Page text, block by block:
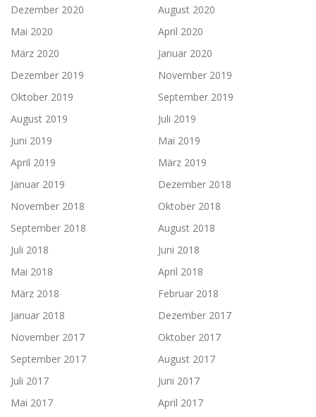
Dezember 2020
August 2020
Mai 2020
April 2020
März 2020
Januar 2020
Dezember 2019
November 2019
Oktober 2019
September 2019
August 2019
Juli 2019
Juni 2019
Mai 2019
April 2019
März 2019
Januar 2019
Dezember 2018
November 2018
Oktober 2018
September 2018
August 2018
Juli 2018
Juni 2018
Mai 2018
April 2018
März 2018
Februar 2018
Januar 2018
Dezember 2017
November 2017
Oktober 2017
September 2017
August 2017
Juli 2017
Juni 2017
Mai 2017
April 2017